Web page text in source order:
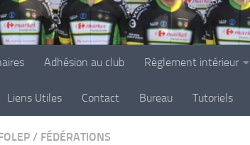
Adhésion au club Règlement intérieur
Liens Utiles Contact Bureau Tutoriels
/ FÉDÉRATIONS